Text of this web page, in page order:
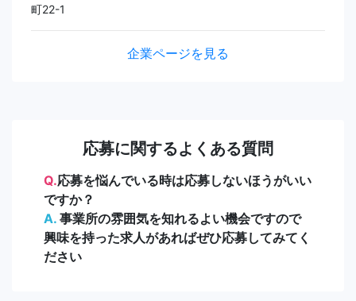
町22-1
企業ページを見る
応募に関するよくある質問
Q.応募を悩んでいる時は応募しないほうがいい
ですか？
A. 事業所の雰囲気を知れるよい機会ですので
興味を持った求人があればぜひ応募してみてく
ださい